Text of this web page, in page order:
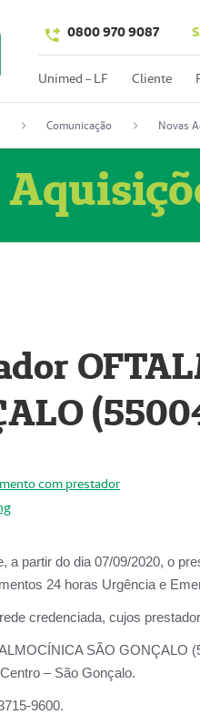
0800 970 9087
Unimed - LF Cliente
Comunicação Novas
com prestador
a partir do dia 07/09/2020, o
24 horas Urgência e
credenciada, cujos
– São Gonçalo.
9600.